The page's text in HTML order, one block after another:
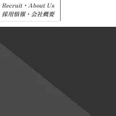
Recruit・About Us
採用情報・会社概要